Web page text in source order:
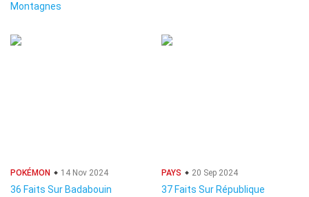
Montagnes
POKÉMON 14 Nov 2024
36 Faits Sur Badabouin
PAYS 20 Sep 2024
37 Faits Sur République